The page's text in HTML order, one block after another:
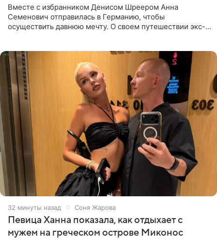
Вместе с избранником Денисом Шреером Анна
Семенович отправилась в Германию, чтобы
осуществить давнюю мечту. О своем путешествии экс-
32 минуты назад Соня Жарова
Певица Ханна показала, как отдыхает с
мужем на греческом острове Миконос